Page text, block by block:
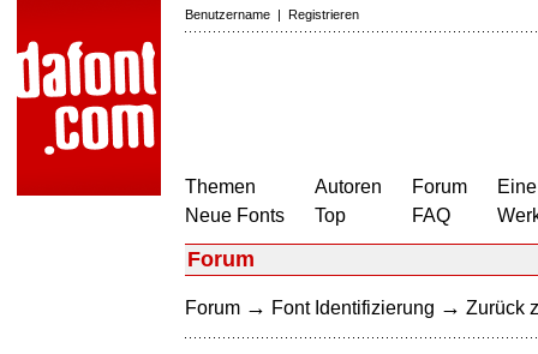
Benutzername | Registrieren
Themen
Neue Fonts
Autoren
Top
Forum
FAQ
Forum
Forum → Font Identifizierung → Zurück